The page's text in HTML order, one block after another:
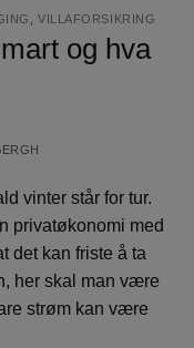
VILLAFORSIKRING
og hva
vinter står for tur.
privatøkonomi med
det kan friste å ta
her skal man være
strøm kan være